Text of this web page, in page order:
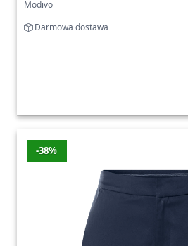
Modivo
Darmowa dostawa
-38%